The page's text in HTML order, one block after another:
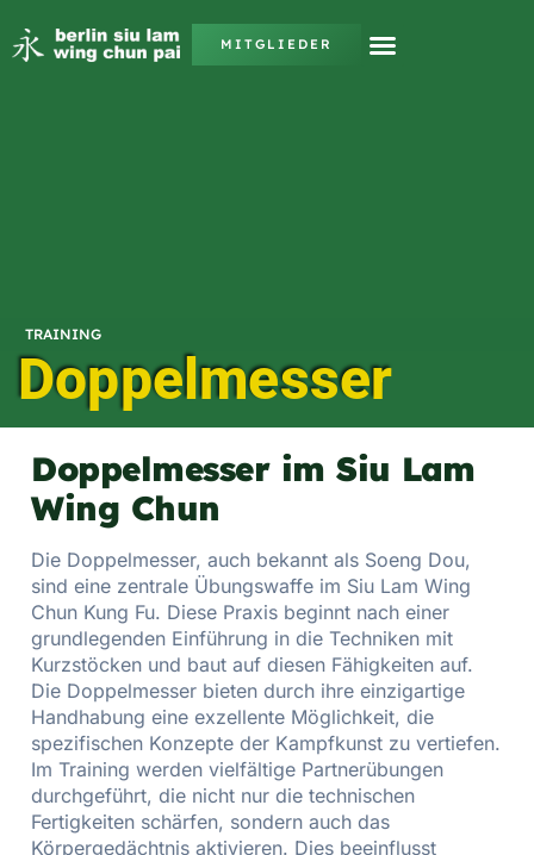
MITGLIEDER
TRAINING
Doppelmesser
Doppelmesser im Siu Lam
Wing Chun
Die Doppelmesser, auch bekannt als Soeng Dou,
sind eine zentrale Übungswaffe im Siu Lam Wing
Chun Kung Fu. Diese Praxis beginnt nach einer
grundlegenden Einführung in die Techniken mit
Kurzstöcken und baut auf diesen Fähigkeiten auf.
Die Doppelmesser bieten durch ihre einzigartige
Handhabung eine exzellente Möglichkeit, die
spezifischen Konzepte der Kampfkunst zu vertiefen.
Im Training werden vielfältige Partnerübungen
durchgeführt, die nicht nur die technischen
Fertigkeiten schärfen, sondern auch das
Körpergedächtnis aktivieren. Dies beeinflusst